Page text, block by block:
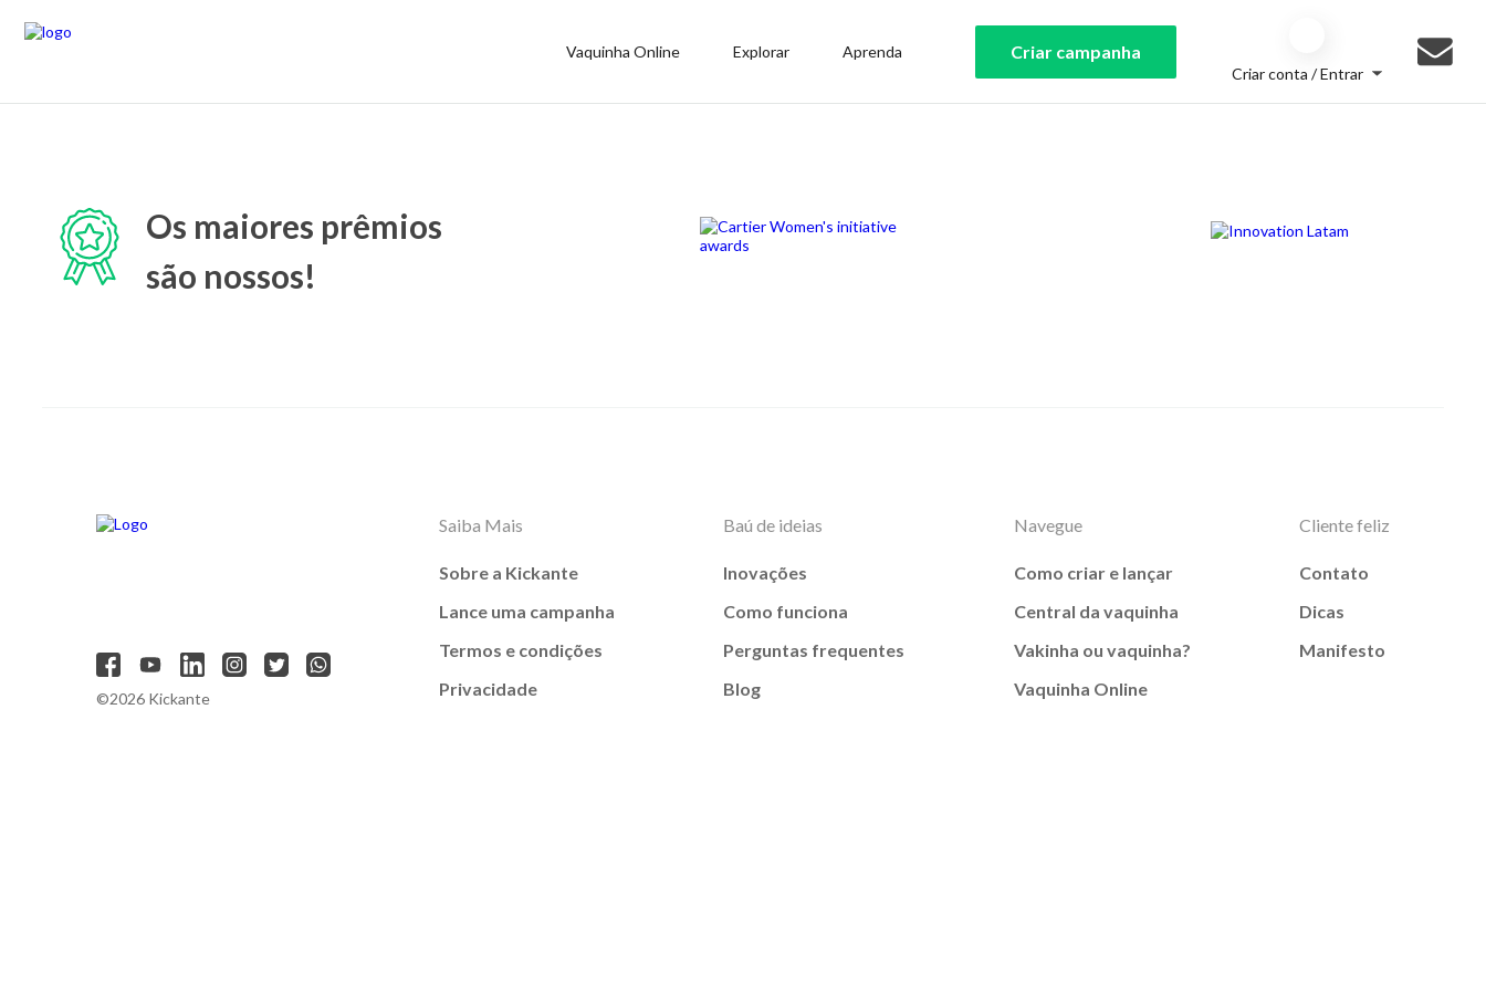
Vaquinha Online Explorar Aprenda Criar campanha
Criar conta / Entrar
Os maiores prêmios
são nossos!
©2026 Kickante
Saiba Mais
Sobre a Kickante
Lance uma campanha
Termos e condições
Privacidade
Baú de ideias
Inovações
Como funciona
Perguntas frequentes
Blog
Navegue
Como criar e lançar
Central da vaquinha
Vakinha ou vaquinha?
Vaquinha Online
Cliente feliz
Contato
Dicas
Manifesto